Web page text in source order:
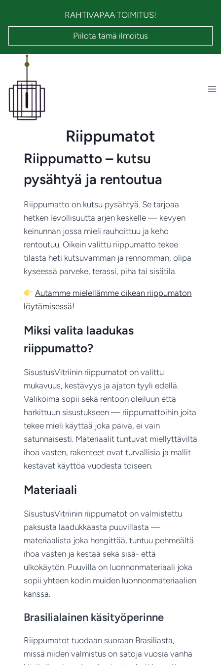
RAHTIVAPAA TOIMITUS!
Piilota tämä ilmoitus
Riippumatot
Riippumatto – kutsu
pysähtyä ja rentoutua
Riippumatto on kutsu pysähtyä. Se tarjoaa
hetken levollisuutta arjen keskelle — kevyen
keinunnan jossa mieli rauhoittuu ja keho
rentoutuu. Oikein valittu riippumatto tekee
tilasta heti kutsuvamman ja rennomman, olipa
kyseessä parveke, terassi, piha tai sisätila.
Autamme mielellämme oikean riippumaton
löytämisessä!
Miksi valita laadukas
riippumatto?
SisustusVitriinin riippumatot on valittu
mukavuus, kestävyys ja ajaton tyyli edellä.
Valikoima sopii sekä rentoon oleiluun että
harkittuun sisustukseen — riippumattoihin joita
tekee mieli käyttää joka päivä, ei vain
satunnaisesti. Materiaalit tuntuvat miellyttäviltä
ihoa vasten, rakenteet ovat turvallisia ja mallit
kestävät käyttöä vuodesta toiseen.
Materiaali
SisustusVitriinin riippumatot on valmistettu
paksusta laadukkaasta puuvillasta —
materiaalista joka hengittää, tuntuu pehmeältä
ihoa vasten ja kestää sekä sisä- että
ulkokäytön. Puuvilla on luonnonmateriaali joka
sopii yhteen kodin muiden luonnonmateriaalien
kanssa.
Brasilialainen käsityöperinne
Riippumatot tuodaan suoraan Brasiliasta,
missä niiden valmistus on satoja vuosia vanha